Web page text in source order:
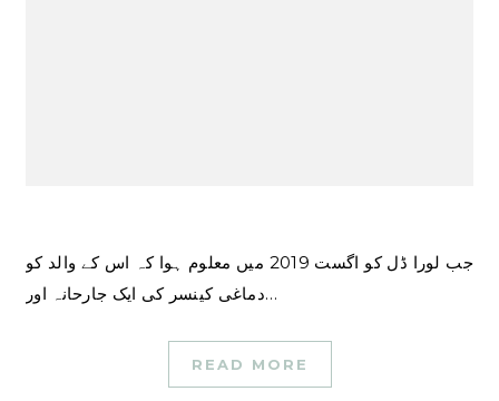
جب لورا ڈل کو اگست 2019 میں معلوم ہوا کہ اس کے والد کو
دماغی کینسر کی ایک جارحانہ اور…
READ MORE